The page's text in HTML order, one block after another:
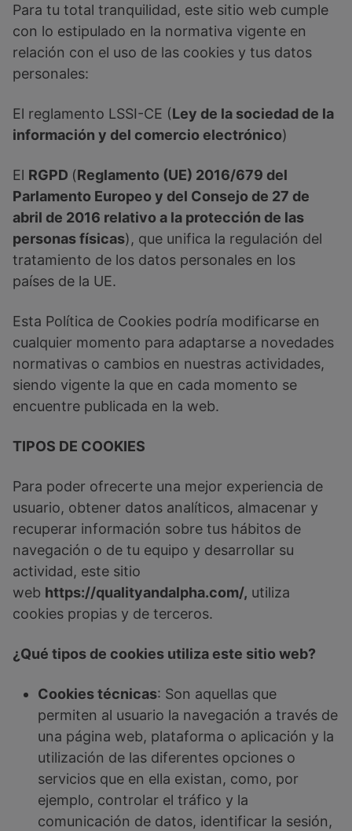
Para tu total tranquilidad, este sitio web cumple
con lo estipulado en la normativa vigente en
relación con el uso de las cookies y tus datos
personales:
El reglamento LSSI-CE (Ley de la sociedad de la
información y del comercio electrónico)
El RGPD (Reglamento (UE) 2016/679 del
Parlamento Europeo y del Consejo de 27 de
abril de 2016 relativo a la protección de las
personas físicas), que unifica la regulación del
tratamiento de los datos personales en los
países de la UE.
Esta Política de Cookies podría modificarse en
cualquier momento para adaptarse a novedades
normativas o cambios en nuestras actividades,
siendo vigente la que en cada momento se
encuentre publicada en la web.
TIPOS DE COOKIES
Para poder ofrecerte una mejor experiencia de
usuario, obtener datos analíticos, almacenar y
recuperar información sobre tus hábitos de
navegación o de tu equipo y desarrollar su
actividad, este sitio
web https://qualityandalpha.com/, utiliza
cookies propias y de terceros.
¿Qué tipos de cookies utiliza este sitio web?
Cookies técnicas: Son aquellas que
permiten al usuario la navegación a través de
una página web, plataforma o aplicación y la
utilización de las diferentes opciones o
servicios que en ella existan, como, por
ejemplo, controlar el tráfico y la
comunicación de datos, identificar la sesión,